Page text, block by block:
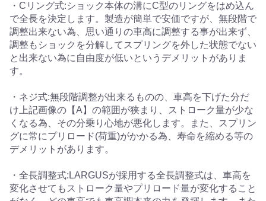
・Cリング式:ショック本体の溝にC型のリングをはめ込ん
で全長を決定します。製造が簡単で安価ですが、無段階で
調整出来ない為、思い通りの車高に調整する事が出来ず、
調整もショックを分解してスプリングを外した状態でない
と出来ない為に自由度が低いというデメリットがありま
す。
・ネジ式:無段階調整が出来るものの、車高を下げた分だ
け上記画像の【A】の範囲が狭まり、ストローク量が少な
くなる為、その分乗り心地が悪化します。また、スプリン
グに常にプリロード(荷重)がかかる為、寿命を縮める等の
デメリットがあります。
・全長調整式:LARGUSが採用する全長調整式は、車高を
変化させてもストローク量やプリロード量が変化すること